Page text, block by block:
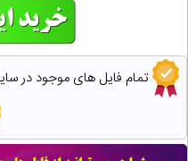
تمام فایل های موجود در